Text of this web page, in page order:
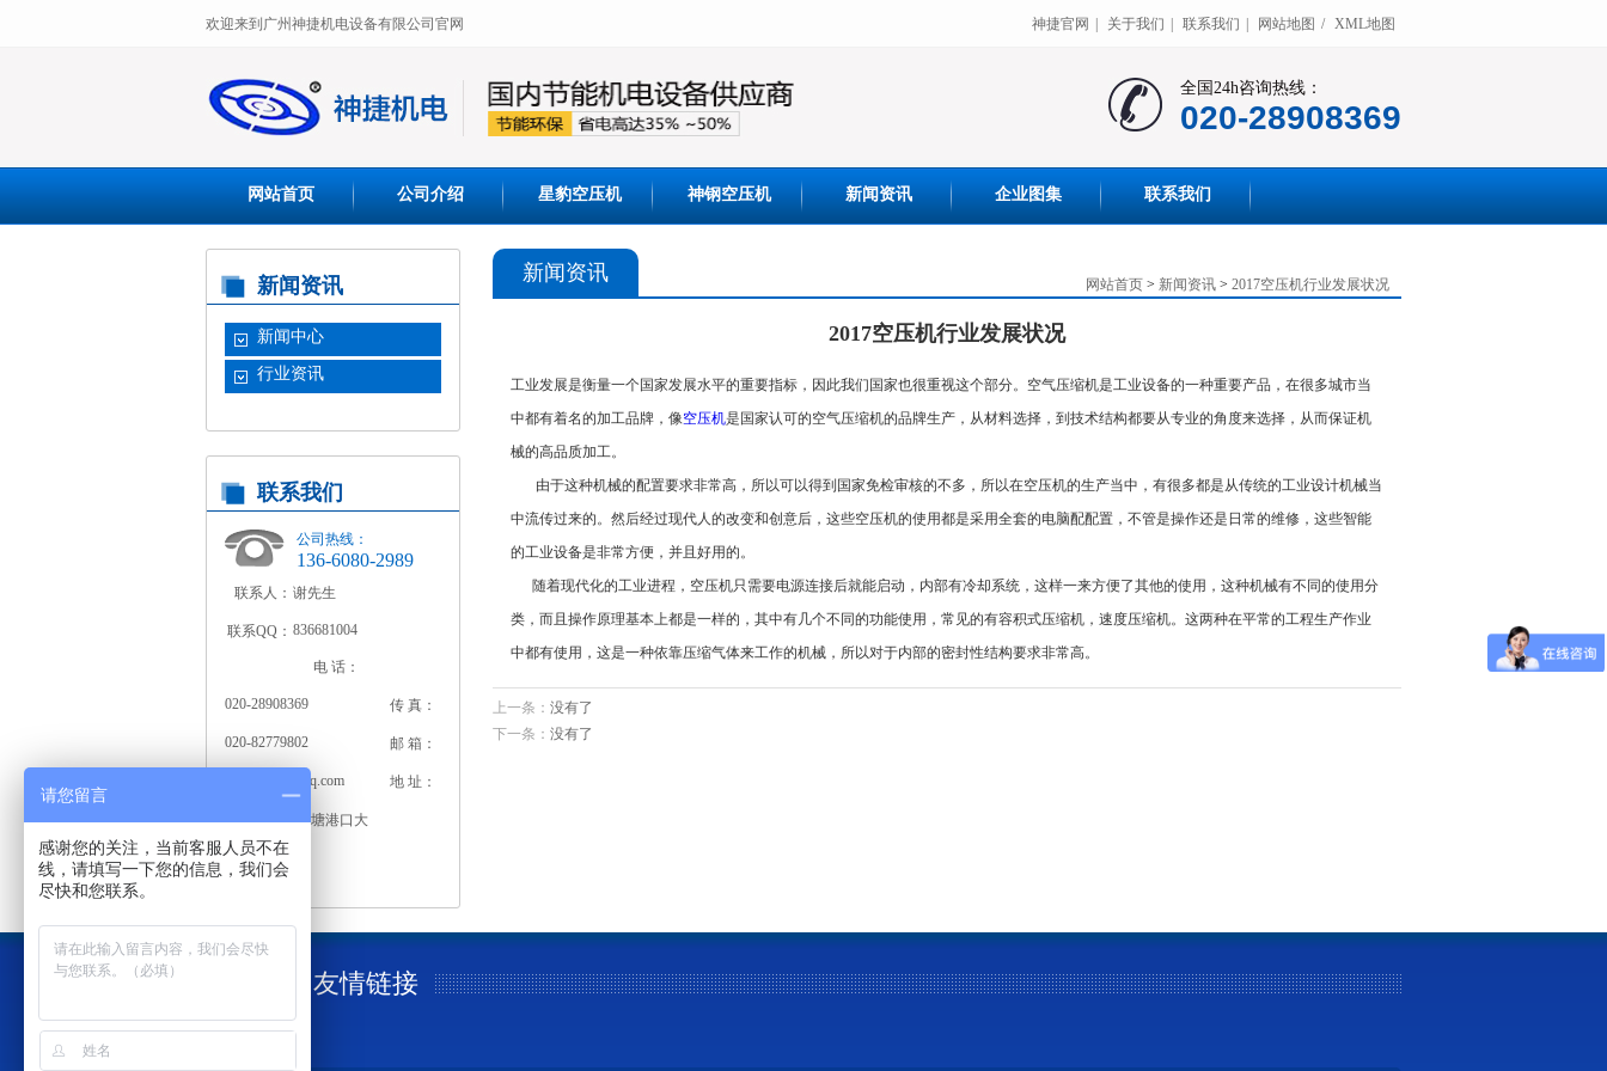
神捷官网 关于我们 联系我们 网站地图 / XML地图
欢迎来到广州神捷机电设备有限公司官网
全国24h咨询热线：
020-28908369
网站首页 公司介绍 星豹空压机 神钢空压机 新闻资讯 企业图集 联系我们
新闻资讯
新闻中心
行业资讯
联系我们
公司热线：
136-6080-2989
联系人： 谢先生
联系QQ： 836681004
电 话：
020-28908369 传 真：
020-82779802 邮 箱：
836681004@qq.com 地 址：
广州市增城新塘港口大
道54号
网站首页 > 新闻资讯 > 2017空压机行业发展状况
新闻资讯
2017空压机行业发展状况
工业发展是衡量一个国家发展水平的重要指标，因此我们国家也很重视这个部分。空气压缩机是工业设备的一种重要产品，在很多城市当
中都有着名的加工品牌，像空压机是国家认可的空气压缩机的品牌生产，从材料选择，到技术结构都要从专业的角度来选择，从而保证机
械的高品质加工。
由于这种机械的配置要求非常高，所以可以得到国家免检审核的不多，所以在空压机的生产当中，有很多都是从传统的工业设计机械当
中流传过来的。然后经过现代人的改变和创意后，这些空压机的使用都是采用全套的电脑配配置，不管是操作还是日常的维修，这些智能
的工业设备是非常方便，并且好用的。
随着现代化的工业进程，空压机只需要电源连接后就能启动，内部有冷却系统，这样一来方便了其他的使用，这种机械有不同的使用分
类，而且操作原理基本上都是一样的，其中有几个不同的功能使用，常见的有容积式压缩机，速度压缩机。这两种在平常的工程生产作业
中都有使用，这是一种依靠压缩气体来工作的机械，所以对于内部的密封性结构要求非常高。
上一条： 没有了
下一条： 没有了
友情链接
请您留言
感谢您的关注，当前客服人员不在
线，请填写一下您的信息，我们会
尽快和您联系。